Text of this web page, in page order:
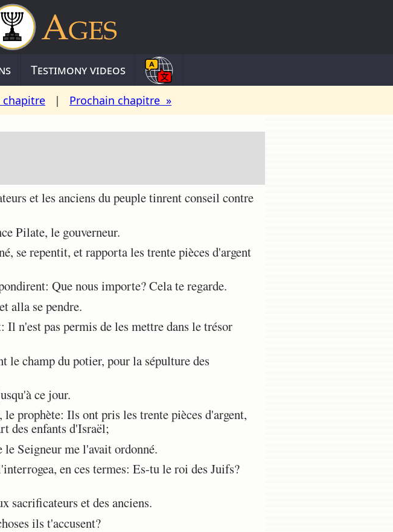
Testimony videos
chapitre | Prochain chapitre »
et les anciens du peuple tinrent conseil contre
Pilate, le gouverneur.
se repentit, et rapporta les trente pièces d'argent
Que nous importe? Cela te regarde.
alla se pendre.
n'est pas permis de les mettre dans le trésor
le champ du potier, pour la sépulture des
ce jour.
prophète: Ils ont pris les trente pièces d'argent,
des enfants d'Israël;
Seigneur me l'avait ordonné.
en ces termes: Es-tu le roi des Juifs?
sacrificateurs et des anciens.
ils t'accusent?